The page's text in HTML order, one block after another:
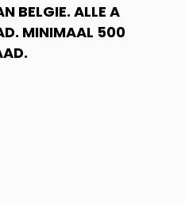
BELGIE. ALLE A
MINIMAAL 500